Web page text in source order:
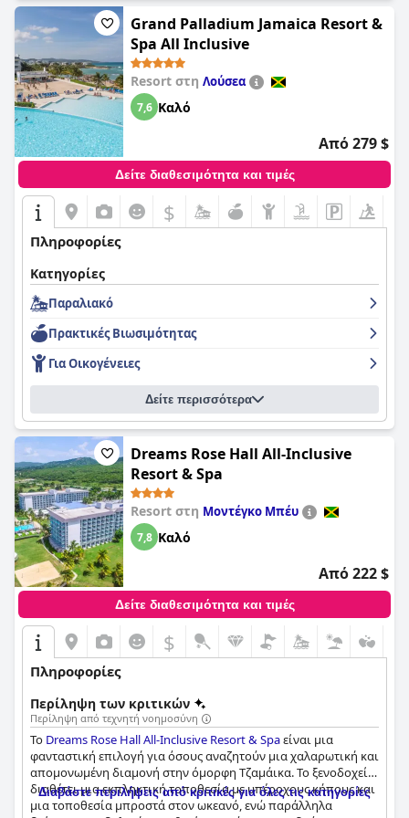
Grand Palladium Jamaica Resort &
Spa All Inclusive
Resort στη Λούσεα
7,6 Καλό
Από 279 $
Δείτε διαθεσιμότητα και τιμές
$
Πληροφορίες
Κατηγορίες
Παραλιακό
Πρακτικές Bιωσιμότητας
Για Οικογένειες
Δείτε περισσότερα
Dreams Rose Hall All-Inclusive
Resort & Spa
Resort στη Μοντέγκο Μπέυ
7,8 Καλό
Από 222 $
Δείτε διαθεσιμότητα και τιμές
$
Πληροφορίες
Περίληψη των κριτικών
Περίληψη από τεχνητή νοημοσύνη
Το Dreams Rose Hall All-Inclusive Resort & Spaείναι μια
φανταστική επιλογή για όσους αναζητούν μια χαλαρωτική και
απομονωμένη διαμονή στην όμορφη Τζαμάικα. Το ξενοδοχείο
διαθέτει μια εκπληκτική τοποθεσία με υπέροχους κήπους και
μια τοποθεσία μπροστά στον ωκεανό, ενώ παράλληλα
Διαβάστε περιλήψεις από κριτικές για όλες τις κατηγορίες